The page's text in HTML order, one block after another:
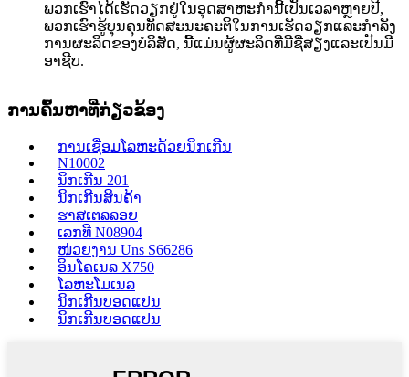
ພວກເຮົາໄດ້ເຮັດວຽກຢູ່ໃນອຸດສາຫະກໍານີ້ເປັນເວລາຫຼາຍປີ,
ພວກເຮົາຮູ້ບຸນຄຸນທັດສະນະຄະຕິໃນການເຮັດວຽກແລະກໍາລັງ
ການຜະລິດຂອງບໍລິສັດ, ນີ້ແມ່ນຜູ້ຜະລິດທີ່ມີຊື່ສຽງແລະເປັນມື
ອາຊີບ.
ການຄົ້ນຫາທີ່ກ່ຽວຂ້ອງ
ການເຊື່ອມໂລຫະດ້ວຍນິກເກີນ
N10002
ນິກເກີນ 201
ນິກເກີນສິນຄ້າ
ຮາສເຕລລອຍ
ເລກທີ N08904
ໜ່ວຍງານ Uns S66286
ອິນໂຄເນລ X750
ໂລຫະໂມເນລ
ນິກເກີນບອດແປນ
ນິກເກີນບອດແປນ